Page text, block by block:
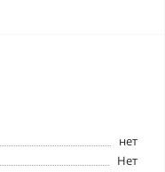
нет
Нет